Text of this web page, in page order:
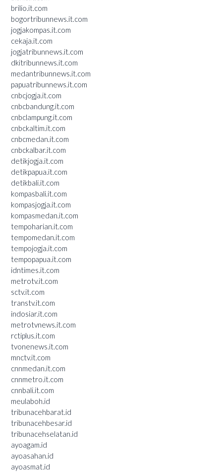
brilio.it.com
bogortribunnews.it.com
jogjakompas.it.com
cekaja.it.com
jogjatribunnews.it.com
dkitribunnews.it.com
medantribunnews.it.com
papuatribunnews.it.com
cnbcjogja.it.com
cnbcbandung.it.com
cnbclampung.it.com
cnbckaltim.it.com
cnbcmedan.it.com
cnbckalbar.it.com
detikjogja.it.com
detikpapua.it.com
detikbali.it.com
kompasbali.it.com
kompasjogja.it.com
kompasmedan.it.com
tempoharian.it.com
tempomedan.it.com
tempojogja.it.com
tempopapua.it.com
idntimes.it.com
metrotv.it.com
sctv.it.com
transtv.it.com
indosiar.it.com
metrotvnews.it.com
rctiplus.it.com
tvonenews.it.com
mnctv.it.com
cnnmedan.it.com
cnnmetro.it.com
cnnbali.it.com
meulaboh.id
tribunacehbarat.id
tribunacehbesar.id
tribunacehselatan.id
ayoagam.id
ayoasahan.id
ayoasmat.id